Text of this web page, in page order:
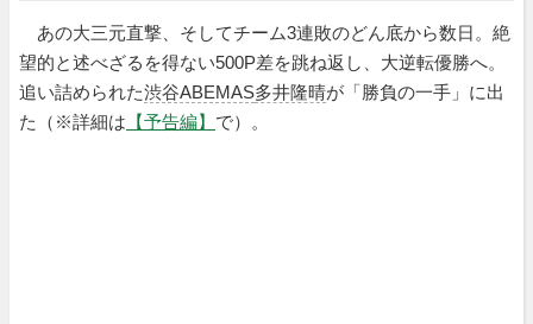
あの大三元直撃、そしてチーム3連敗のどん底から数日。絶
望的と述べざるを得ない500P差を跳ね返し、大逆転優勝へ。
追い詰められた渋谷ABEMAS多井隆晴が「勝負の一手」に出
た（※詳細は 【予告編】 で）。